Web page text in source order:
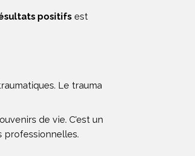
positifs est
Le trauma
de vie. C'est un
professionnelles.